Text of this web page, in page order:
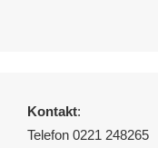
Kontakt:
Telefon 0221 248265